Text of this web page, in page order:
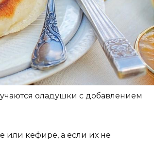
оладушки с добавлением
или кефире, а если их не